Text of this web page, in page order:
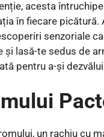
acesta
în fiecare
senzoriale
și lasă-te sedus de
pentru a-și